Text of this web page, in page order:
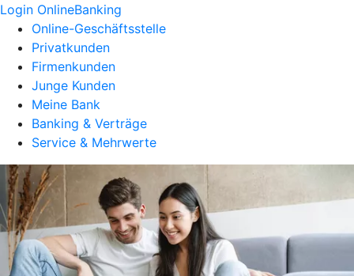
Login OnlineBanking
Online-Geschäftsstelle
Privatkunden
Firmenkunden
Junge Kunden
Meine Bank
Banking & Verträge
Service & Mehrwerte